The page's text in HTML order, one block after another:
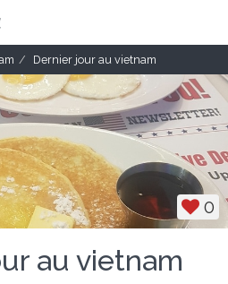
Dernier jour au vietnam
0
au vietnam